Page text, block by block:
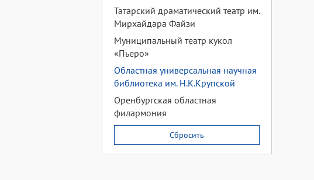
Татарский драматический театр им.
Мирхайдара Файзи
Муниципальный театр кукол
«Пьеро»
Областная универсальная научная
библиотека им. Н.К.Крупской
Оренбургская областная
филармония
Сбросить